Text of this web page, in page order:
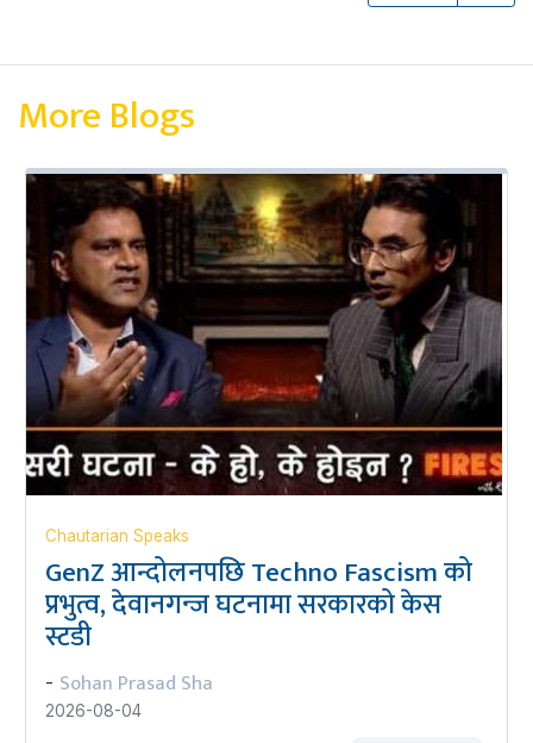
More Blogs
Chautarian Speaks
GenZ आन्दोलनपछि Techno Fascism को
प्रभुत्व, देवानगन्ज घटनामा सरकारको केस
स्टडी
- Sohan Prasad Sha
2026-08-04